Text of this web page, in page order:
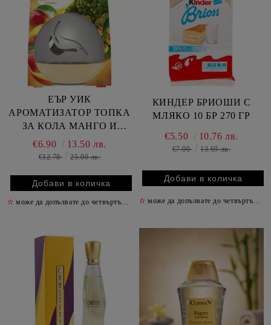
ЕЪР УИК
АРОМАТИЗАТОР ТОПКА
ЗА КОЛА МАНГО И
ПЪПЕШ 75 МЛ /
ОРАНЖЕВА/
€6.90 13.50 лв.
€12.78 25.00 лв.
✫ може да допълвате до четвъртък включително ✫
КИНДЕР БРИОШИ С
МЛЯКО 10 БР 270 ГР
€5.50 10.76 лв.
€7.00 13.69 лв.
✫ може да допълвате до четвъртък включително